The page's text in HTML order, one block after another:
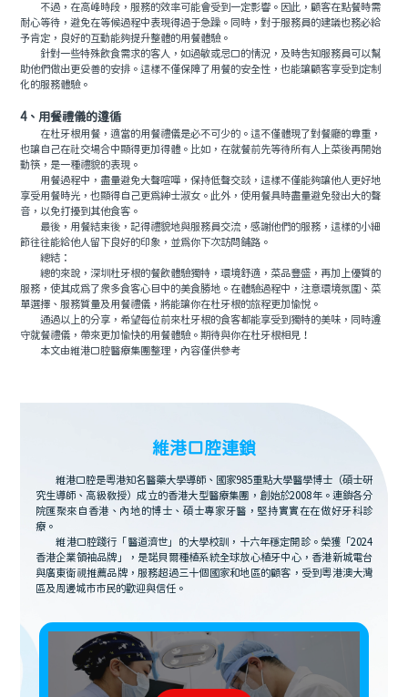
不過，在高峰時段，服務的效率可能會受到一定影響。因此，顧客在點餐時需
耐心等待，避免在等候過程中表現得過于急躁。同時，對于服務員的建議也務必給
予肯定，良好的互動能夠提升整體的用餐體驗。
針對一些特殊飲食需求的客人，如過敏或忌口的情況，及時告知服務員可以幫
助他們做出更妥善的安排。這樣不僅保障了用餐的安全性，也能讓顧客享受到定制
化的服務體驗。
4、用餐禮儀的遵循
在杜牙根用餐，適當的用餐禮儀是必不可少的。這不僅體現了對餐廳的尊重，
也讓自己在社交場合中顯得更加得體。比如，在就餐前先等待所有人上菜後再開始
動筷，是一種禮貌的表現。
用餐過程中，盡量避免大聲喧嘩，保持低聲交談，這樣不僅能夠讓他人更好地
享受用餐時光，也顯得自己更爲紳士淑女。此外，使用餐具時盡量避免發出大的聲
音，以免打擾到其他食客。
最後，用餐結束後，記得禮貌地與服務員交流，感謝他們的服務，這樣的小細
節往往能給他人留下良好的印象，並爲你下次訪問鋪路。
總結：
總的來說，深圳杜牙根的餐飲體驗獨特，環境舒適，菜品豐盛，再加上優質的
服務，使其成爲了衆多食客心目中的美食勝地。在體驗過程中，注意環境氛圍、菜
單選擇、服務質量及用餐禮儀，將能讓你在杜牙根的旅程更加愉悅。
通過以上的分享，希望每位前來杜牙根的食客都能享受到獨特的美味，同時遵
守就餐禮儀，帶來更加愉快的用餐體驗。期待與你在杜牙根相見！
本文由維港口腔醫療集團整理，內容僅供參考
維港口腔連鎖
維港口腔是粵港知名醫藥大學導師、國家985重點大學醫學博士（碩士研
究生導師、高級教授）成立的香港大型醫療集團，創始於2008年。連鎖各分
院匯聚來自香港、內地的博士、碩士專家牙醫，堅持實實在在做好牙科診
療。
維港口腔踐行「醫道濟世」的大學校訓，十六年穩定開診。榮獲「2024
香港企業領袖品牌」，是諾貝爾種植系統全球放心植牙中心，香港新城電台
與廣東衛視推薦品牌，服務超過三十個國家和地區的顧客，受到粵港澳大灣
區及周邊城市市民的歡迎與信任。